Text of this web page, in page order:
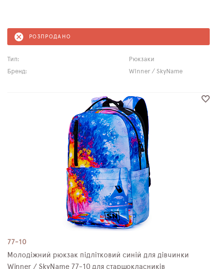
РОЗПРОДАНО
Тип:
Рюкзаки
Бренд:
Winner / SkyName
77-10
Молодіжний рюкзак підлітковий синій для дівчинки
Winner / SkyName 77-10 для старшокласників